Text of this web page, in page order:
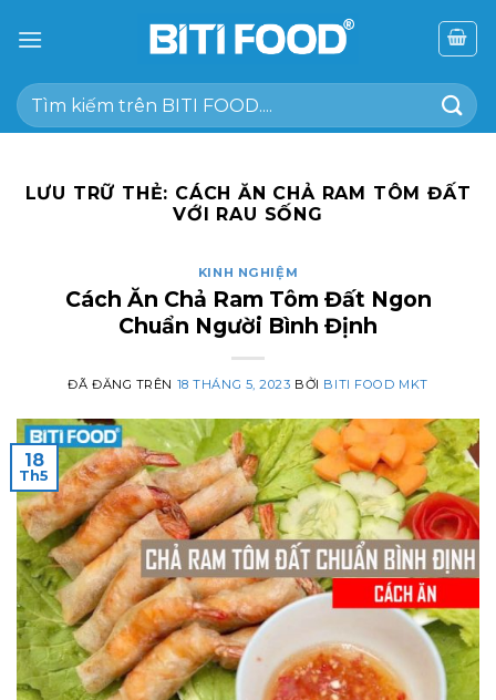
đến
dung
Tìm
kiếm:
LƯU TRỮ THẺ: CÁCH ĂN CHẢ RAM TÔM ĐẤT
VỚI RAU SỐNG
KINH NGHIỆM
Cách Ăn Chả Ram Tôm Đất Ngon
Chuẩn Người Bình Định
ĐÃ ĐĂNG TRÊN 18 THÁNG 5, 2023 BỞI BITI FOOD MKT
18
Th5